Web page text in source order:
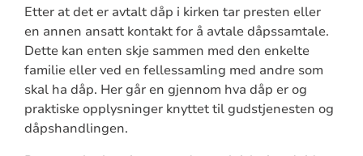
Etter at det er avtalt dåp i kirken tar presten eller
en annen ansatt kontakt for å avtale dåpssamtale.
Dette kan enten skje sammen med den enkelte
familie eller ved en fellessamling med andre som
skal ha dåp. Her går en gjennom hva dåp er og
praktiske opplysninger knyttet til gudstjenesten og
dåpshandlingen.